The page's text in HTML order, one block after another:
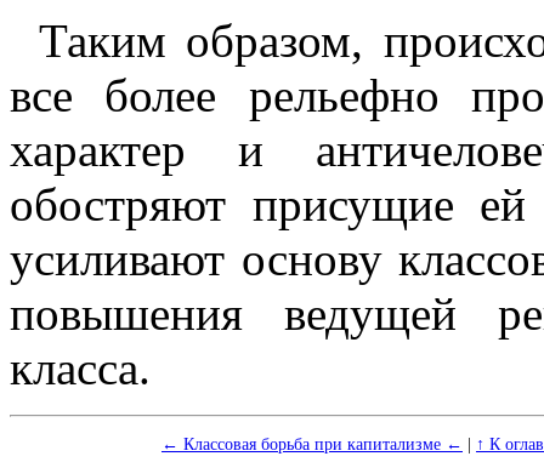
Таким образом,
все более рельефно
характер и
обостряют присущие
усиливают основу
повышения ведущей
класса.
← Классовая борьба при капитализме ← | ↑ К